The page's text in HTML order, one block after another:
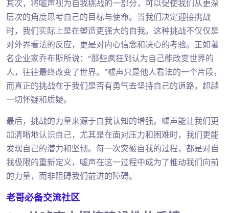
其次，将嘘声视为自我挑战的一部分，可以促使我们从更深
层次的角度思考自己的目标与使命。当我们决定迎接挑战
时，我们实际上是在塑造更强大的自我。这种挑战不仅仅是
对外界看法的反应，更是对内心信念和决心的考验。正如著
名企业家乔布斯所说：“那些疯狂到认为自己能改变世界的
人，往往最终改变了世界。”嘘声只是他人看法的一个片段，
而真正的挑战在于我们是否有勇气去坚持自己的道路，超越
一切怀疑和质疑。
最后，挑战的力量来源于自我认知的增强。嘘声能让我们更
加清晰地认识自己，尤其是在面对压力和困难时，我们更能
发现自己的潜力和坚韧。每一次突破自我的过程，都是对自
我极限的重新定义，嘘声在这一过程中成为了推动我们向前
的力量，而非阻碍我们前进的障碍。
老哥必备交流社区